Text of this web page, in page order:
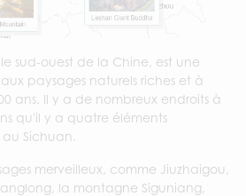
sud-ouest de la Chine, est une
paysages naturels riches et à
ans. Il y a de nombreux endroits à
qu'il y a quatre éléments
Sichuan.
merveilleux, comme Jiuzhaigou,
la montagne Siguniang,